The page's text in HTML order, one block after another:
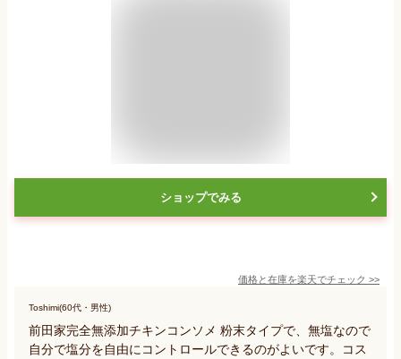
ショップでみる
価格と在庫を楽天でチェック >>
Toshimi(60代・男性)
前田家完全無添加チキンコンソメ 粉末タイプで、無塩なので
自分で塩分を自由にコントロールできるのがよいです。コス